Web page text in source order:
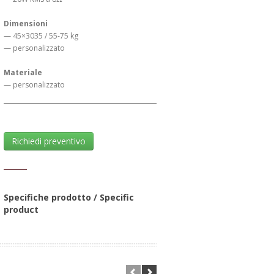
Dimensioni
— 45×3035 / 55-75 kg
— personalizzato
Materiale
— personalizzato
Richiedi preventivo
Specifiche prodotto / Specific
product